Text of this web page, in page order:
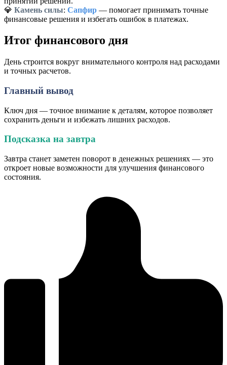
💎 Камень силы: Сапфир — помогает принимать точные
финансовые решения и избегать ошибок в платежах.
Итог финансового дня
День строится вокруг внимательного контроля над расходами
и точных расчетов.
Главный вывод
Ключ дня — точное внимание к деталям, которое позволяет
сохранить деньги и избежать лишних расходов.
Подсказка на завтра
Завтра станет заметен поворот в денежных решениях — это
откроет новые возможности для улучшения финансового
состояния.